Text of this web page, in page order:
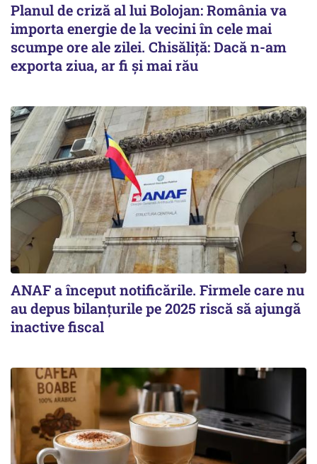
Planul de criză al lui Bolojan: România va
importa energie de la vecini în cele mai
scumpe ore ale zilei. Chisăliță: Dacă n-am
exporta ziua, ar fi și mai rău
ANAF a început notificările. Firmele care nu
au depus bilanțurile pe 2025 riscă să ajungă
inactive fiscal